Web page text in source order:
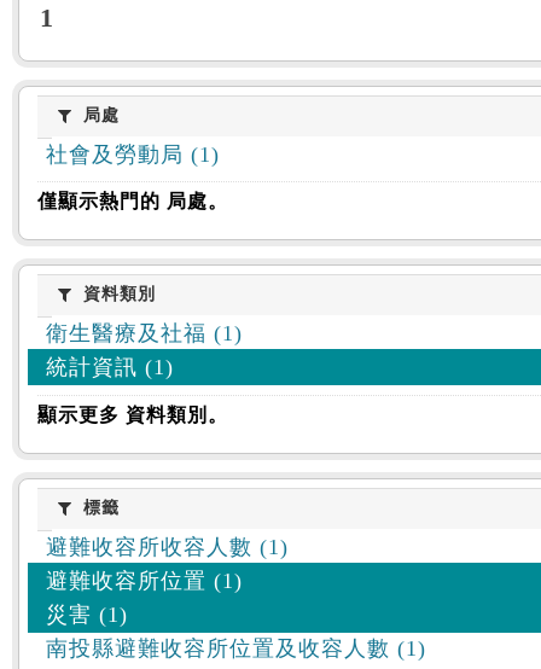
1
局處局處
社會及勞動局 (1)
僅顯示熱門的 局處。
資料類別
資料類別
衛生醫療及社福 (1)
統計資訊 (1)
顯示更多 資料類別。
標籤標籤
避難收容所收容人數 (1)
避難收容所位置 (1)
災害 (1)
南投縣避難收容所位置及收容人數 (1)